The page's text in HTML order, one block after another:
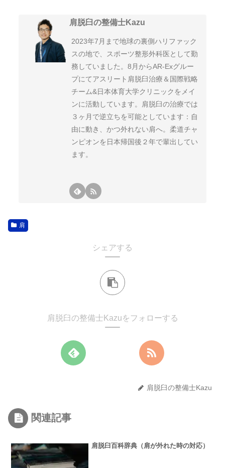
肩脱臼の整備士Kazu
2023年7月まで地球の裏側ハリファック
スの地で、スポーツ整形外科医として勤
務していました。8月からAR-Exグルー
プにてアスリート肩脱臼治療＆国際戦略
チーム&日本体育大学クリニックをメイ
ンに活動しています。肩脱臼の治療では
３ヶ月で逆立ちを可能としています：自
由に動き、かつ外れない肩へ。柔道チャ
ンピオンを日本帰国後２年で輩出してい
ます。
肩
シェアする
肩脱臼の整備士Kazuをフォローする
肩脱臼の整備士Kazu
関連記事
肩脱臼百科辞典（肩が外れた時の対応）